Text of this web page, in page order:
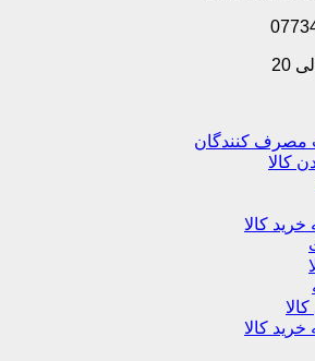
مصرف کنندگان
کالا
کالا
کالا